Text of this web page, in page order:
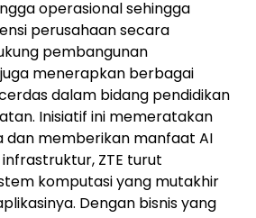
operasional sehingga
perusahaan secara
pembangunan
menerapkan berbagai
dalam bidang pendidikan
Inisiatif ini memeratakan
dan memberikan manfaat AI
ZTE turut
komputasi yang mutakhir
Dengan bisnis yang